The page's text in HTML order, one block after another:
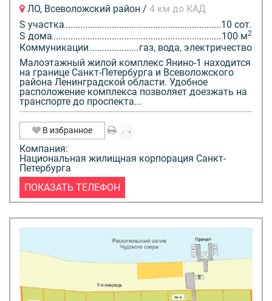
ЛО, Всеволожский район / 4 км до КАД
S участка
10 сот.
S дома
100 м2
Коммуникации
газ, вода, электричество
Малоэтажный жилой комплекс Янино-1 находится
на границе Санкт-Петербурга и Всеволожского
района Ленинградской области. Удобное
расположение комплекса позволяет доезжать на
транспорте до проспекта...
В избранное
Компания:
Национальная жилищная корпорация Санкт-
Петербурга
ПОКАЗАТЬ ТЕЛЕФОН